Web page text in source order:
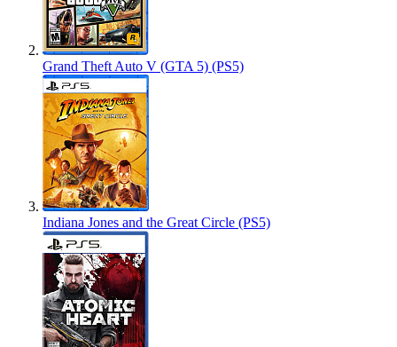
Grand Theft Auto V (GTA 5) (PS5)
Indiana Jones and the Great Circle (PS5)